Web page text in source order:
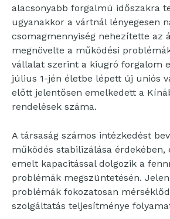
alacsonyabb forgalmú időszakra
ugyanakkor a vártnál lényegesen
csomagmennyiség nehezítette az
megnövelte a működési
vállalat szerint a kiugró forgalom
július 1-jén életbe lépett új uniós
előtt jelentősen emelkedett a
rendelések száma.
A társaság számos intézkedést
működés stabilizálása érdekében,
emelt kapacitással dolgozik a
problémák megszüntetésén.
problémák fokozatosan
szolgáltatás teljesítménye